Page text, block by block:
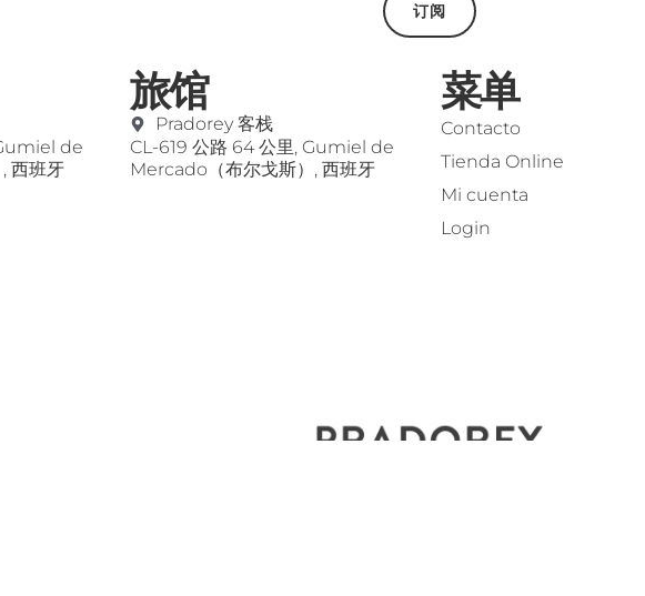
订阅
de
西班牙
旅馆
Pradorey 客栈
CL-619 公路 64 公里, Gumiel de
Mercado（布尔戈斯）, 西班牙
菜单
Contacto
Tienda Online
Mi cuenta
Login